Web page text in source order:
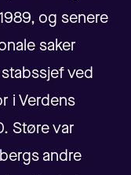
og senere
saker
ved
i Verdens
Støre var
andre